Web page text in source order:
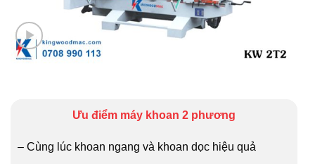
Ưu điểm máy khoan 2 phương
– Cùng lúc khoan ngang và khoan dọc hiệu quả